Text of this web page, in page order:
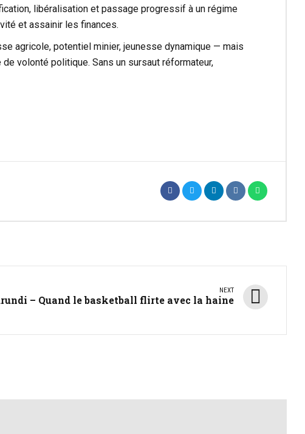
libéralisation et passage progressif à un régime
et assainir les finances.
agricole, potentiel minier, jeunesse dynamique — mais
volonté politique. Sans un sursaut réformateur,
NEXT
– Quand le basketball flirte avec la haine